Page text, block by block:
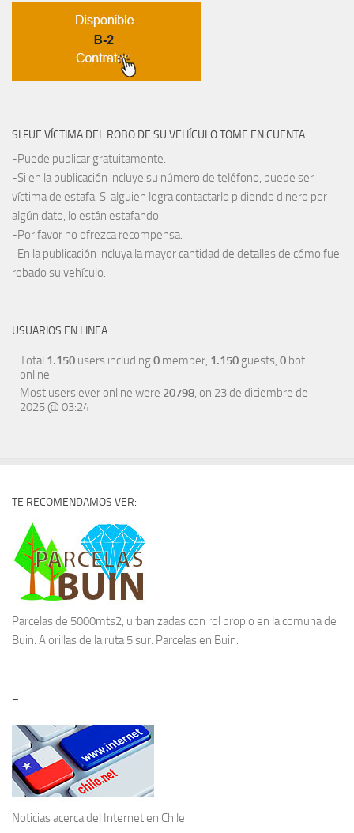
SI FUE VÍCTIMA DEL ROBO DE SU VEHÍCULO TOME EN CUENTA:
-Puede publicar gratuitamente.
-Si en la publicación incluye su número de teléfono, puede ser
víctima de estafa. Si alguien logra contactarlo pidiendo dinero por
algún dato, lo están estafando.
-Por favor no ofrezca recompensa.
-En la publicación incluya la mayor cantidad de detalles de cómo fue
robado su vehículo.
USUARIOS EN LINEA
Total 1.150 users including0 member, 1.150 guests, 0 bot
online
Most users ever online were 20798, on 23 de diciembre de
2025 @ 03:24
TE RECOMENDAMOS VER:
Parcelas de 5000mts2, urbanizadas con rol propio en la comuna de
Buin. A orillas de la ruta 5 sur. Parcelas en Buin.
–
Noticias acerca del Internet en Chile